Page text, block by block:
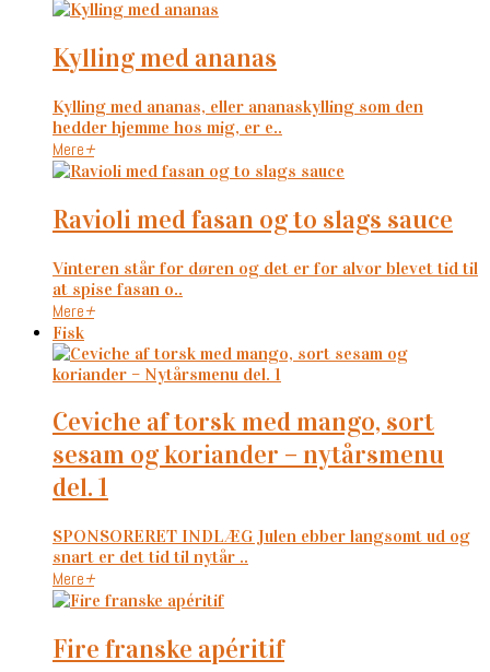
kylling med ananas
Kylling med ananas, eller ananaskylling som den
hedder hjemme hos mig, er e..
Mere+
ravioli med fasan og to slags sauce
Vinteren står for døren og det er for alvor blevet tid til
at spise fasan o..
Mere+
Fisk
ceviche af torsk med mango, sort
sesam og koriander – nytårsmenu
del. 1
SPONSORERET INDLÆG Julen ebber langsomt ud og
snart er det tid til nytår ..
Mere+
fire franske apéritif